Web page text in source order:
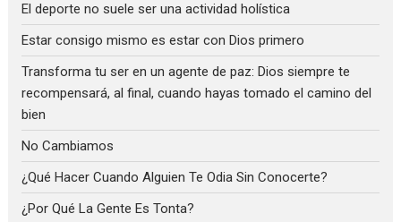
El deporte no suele ser una actividad holística
Estar consigo mismo es estar con Dios primero
Transforma tu ser en un agente de paz: Dios siempre te
recompensará, al final, cuando hayas tomado el camino del
bien
No Cambiamos
¿Qué Hacer Cuando Alguien Te Odia Sin Conocerte?
¿Por Qué La Gente Es Tonta?